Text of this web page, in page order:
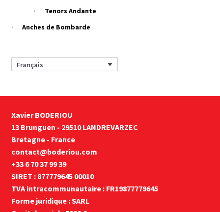
Tenors Andante
Anches de Bombarde
Français
Xavier BODERIOU
13 Brunguen - 29510 LANDREVARZEC
Bretagne - France
contact@boderiou.com
+33 6 70 37 99 39
SIRET : 877779645 00010
TVA intracommunautaire : FR19877779645
Forme juridique : SARL